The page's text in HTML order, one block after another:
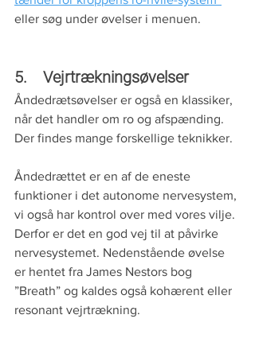
eller søg under øvelser i menuen.
5.    Vejrtrækningsøvelser
Åndedrætsøvelser er også en klassiker,
når det handler om ro og afspænding.
Der findes mange forskellige teknikker.
Åndedrættet er en af de eneste
funktioner i det autonome nervesystem,
vi også har kontrol over med vores vilje.
Derfor er det en god vej til at påvirke
nervesystemet. Nedenstående øvelse
er hentet fra James Nestors bog
”Breath” og kaldes også kohærent eller
resonant vejrtrækning.